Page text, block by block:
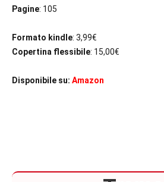
Pagine: 105
Formato kindle: 3,99€
Copertina flessibile: 15,00€
Disponibile su: Amazon